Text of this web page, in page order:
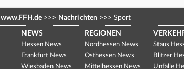
www.FFH.de >>> Nachrichten >>> Sport
NEWS
Hessen News
Frankfurt News
Wiesbaden News
REGIONEN
Nordhessen News
Osthessen News
Mittelhessen News
Staus
Blitzer
Unfälle